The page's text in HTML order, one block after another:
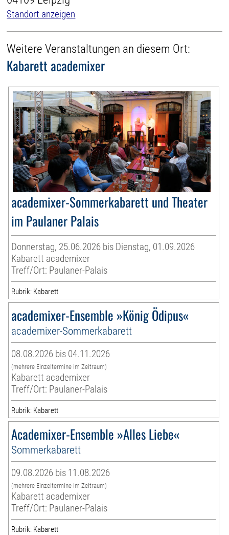
Standort anzeigen
Weitere Veranstaltungen an diesem Ort:
Kabarett academixer
academixer-Sommerkabarett und Theater
im Paulaner Palais
Donnerstag, 25.06.2026 bis Dienstag, 01.09.2026
Kabarett academixer
Treff/Ort: Paulaner-Palais
Rubrik: Kabarett
academixer-Ensemble »König Ödipus«
academixer-Sommerkabarett
08.08.2026 bis 04.11.2026
(mehrere Einzeltermine im Zeitraum)
Kabarett academixer
Treff/Ort: Paulaner-Palais
Rubrik: Kabarett
Academixer-Ensemble »Alles Liebe«
Sommerkabarett
09.08.2026 bis 11.08.2026
(mehrere Einzeltermine im Zeitraum)
Kabarett academixer
Treff/Ort: Paulaner-Palais
Rubrik: Kabarett